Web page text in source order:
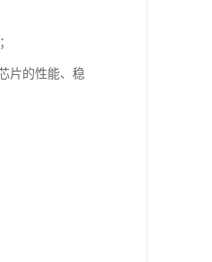
片的性能、稳